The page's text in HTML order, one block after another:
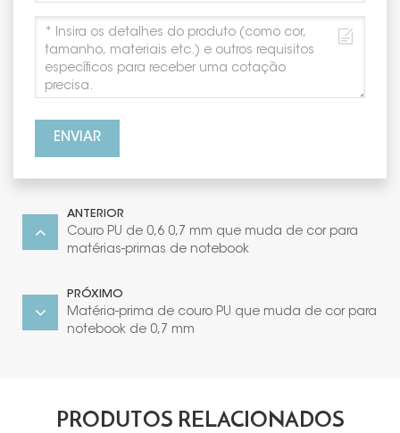
ENVIAR
ANTERIOR
Couro PU de 0,6 0,7 mm que muda de cor para
matérias-primas de notebook
PRÓXIMO
Matéria-prima de couro PU que muda de cor para
notebook de 0,7 mm
PRODUTOS RELACIONADOS